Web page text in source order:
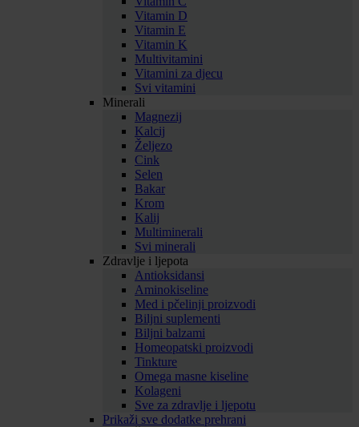
Vitamin D
Vitamin E
Vitamin K
Multivitamini
Vitamini za djecu
Svi vitamini
Minerali
Magnezij
Kalcij
Željezo
Cink
Selen
Bakar
Krom
Kalij
Multiminerali
Svi minerali
Zdravlje i ljepota
Antioksidansi
Aminokiseline
Med i pčelinji proizvodi
Biljni suplementi
Biljni balzami
Homeopatski proizvodi
Tinkture
Omega masne kiseline
Kolageni
Sve za zdravlje i ljepotu
Prikaži sve dodatke prehrani